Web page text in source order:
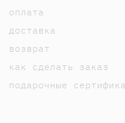
оплата
доставка
возврат
как сделать заказ
подарочные